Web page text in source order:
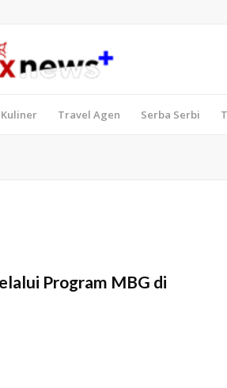
Kuliner Travel Agen Serba Serbi
Program MBG di